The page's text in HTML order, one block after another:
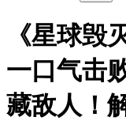
《星球毁
一口气击
藏敌人！